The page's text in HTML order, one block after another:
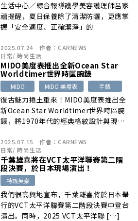
生活中心／綜合報導護學美容護理師呂家
禧提醒，夏日保養除了清潔防曬，更應掌
握「安全適度、正確潔淨」的
2025.07.24 作者： CARNEWS
日常/時尚生活
MIDO美度表推出全新Ocean Star
Worldtimer世界時區腕錶
MIDO MIDO 美度表 手錶
復古魅力捲土重來！MIDO美度表推出全
新Ocean Star Worldtimer世界時區腕
錶，將1970年代的經典格紋設計與現代
2025.07.15 作者： CARNEWS
日常/時尚生活
千葉雄喜將在VCT太平洋聯賽第二階
段決賽，於日本現場演出！
特戰英豪
我們很高興地宣布，千葉雄喜將於日本舉
行的VCT太平洋聯賽第二階段決賽中登台
演出。同時，2025 VCT太平洋聯 […]